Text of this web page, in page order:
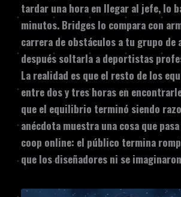
tardar una hora en llegar al jefe, lo
minutos. Bridges lo compara con
carrera de obstáculos a tu grupo de
después soltarla a deportistas
La realidad es que el resto de los
entre dos y tres horas en
que el equilibrio terminó siendo
anécdota muestra una cosa que
coop online: el público termina
que los diseñadores ni se